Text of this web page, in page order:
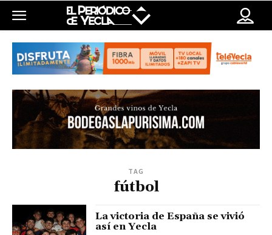
TAG
fútbol
La victoria de España se vivió
así en Yecla